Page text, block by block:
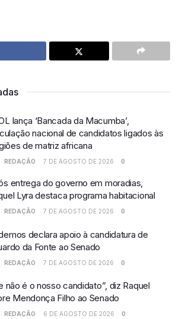
lança ‘Bancada da Macumba’,
nacional de candidatos ligados às
de matriz africana
REDAÇÃO 7 DE AGOSTO DE 2026 0
entrega do governo em moradias,
Lyra destaca programa habitacional
REDAÇÃO 7 DE AGOSTO DE 2026 0
declara apoio à candidatura de
da Fonte ao Senado
REDAÇÃO 7 DE AGOSTO DE 2026 0
não é o nosso candidato”, diz Raquel
Mendonça Filho ao Senado
REDAÇÃO 6 DE AGOSTO DE 2026 0